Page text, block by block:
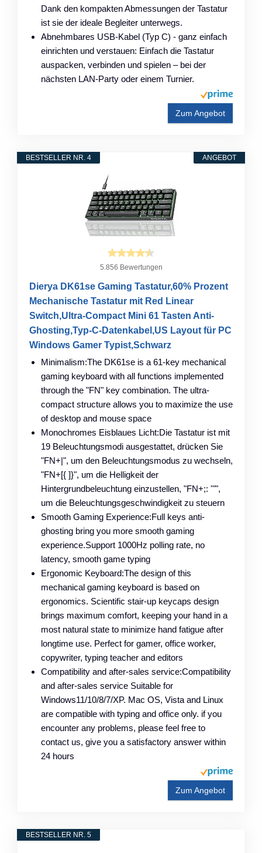
Dank den kompakten Abmessungen der Tastatur
ist sie der ideale Begleiter unterwegs.
Abnehmbares USB-Kabel (Typ C) - ganz einfach
einrichten und verstauen: Einfach die Tastatur
auspacken, verbinden und spielen – bei der
nächsten LAN-Party oder einem Turnier.
Zum Angebot
ANGEBOT
BESTSELLER NR. 4
5.856 Bewertungen
Dierya DK61se Gaming Tastatur,60% Prozent
Mechanische Tastatur mit Red Linear
Switch,Ultra-Compact Mini 61 Tasten Anti-
Ghosting,Typ-C-Datenkabel,US Layout für PC
Windows Gamer Typist,Schwarz
Minimalism:The DK61se is a 61-key mechanical
gaming keyboard with all functions implemented
through the "FN" key combination. The ultra-
compact structure allows you to maximize the use
of desktop and mouse space
Monochromes Eisblaues Licht:Die Tastatur ist mit
19 Beleuchtungsmodi ausgestattet, drücken Sie
"FN+|", um den Beleuchtungsmodus zu wechseln,
"FN+[{ ]}", um die Helligkeit der
Hintergrundbeleuchtung einzustellen, "FN+;: '"",
um die Beleuchtungsgeschwindigkeit zu steuern
Smooth Gaming Experience:Full keys anti-
ghosting bring you more smooth gaming
experience.Support 1000Hz polling rate, no
latency, smooth game typing
Ergonomic Keyboard:The design of this
mechanical gaming keyboard is based on
ergonomics. Scientific stair-up keycaps design
brings maximum comfort, keeping your hand in a
most natural state to minimize hand fatigue after
longtime use. Perfect for gamer, office worker,
copywriter, typing teacher and editors
Compatibility and after-sales service:Compatibility
and after-sales service Suitable for
Windows11/10/8/7/XP. Mac OS, Vista and Linux
are compatible with typing and office only. if you
encounter any problems, please feel free to
contact us, give you a satisfactory answer within
24 hours
Zum Angebot
BESTSELLER NR. 5